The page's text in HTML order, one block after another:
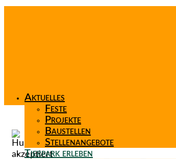
Aktuelles
Feste
Projekte
Baustellen
Stellenangebote
Tierpark erleben